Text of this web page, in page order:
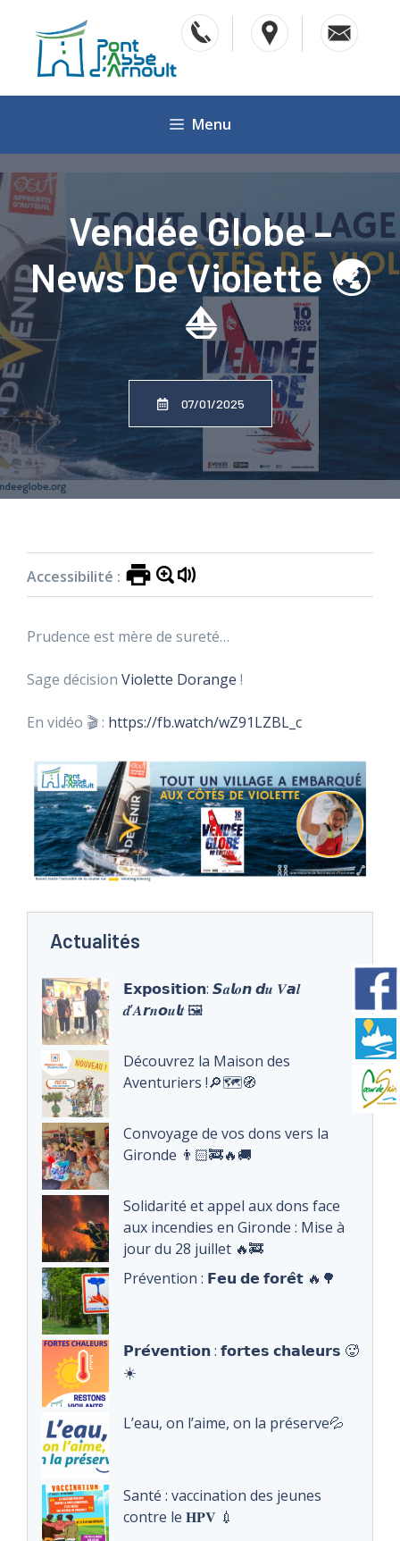
contenu
Menu
Vendée Globe –
News De Violette 🌏
⛵
07/01/2025
Accueil»Actualités»Vendée Globe – News de
Accessibilité :
Prudence est mère de sureté…
Sage décision Violette Dorange !
En vidéo 🎬 : https://fb.watch/wZ91LZBL_c
Actualités
𝗘𝘅𝗽𝗼𝘀𝗶𝘁𝗶𝗼𝗻: 𝙎𝒂𝙡𝒐𝙣 𝙙𝒖 𝑽𝙖𝒍
𝒅’𝑨𝙧𝒏𝙤𝒖𝙡𝒕 🖼️
Découvrez la Maison des
Aventuriers !🔎🗺️🧭
Convoyage de vos dons vers la
Gironde 👨🏻‍🚒🔥🚚
Solidarité et appel aux dons face
aux incendies en Gironde : Mise à
jour du 28 juillet 🔥🚒
Prévention : 𝗙𝗲𝘂 𝗱𝗲 𝗳𝗼𝗿𝗲̂𝘁 🔥🌳
𝗣𝗿𝗲́𝘃𝗲𝗻𝘁𝗶𝗼𝗻 : 𝗳𝗼𝗿𝘁𝗲𝘀 𝗰𝗵𝗮𝗹𝗲𝘂𝗿𝘀 🥵
☀️
L’eau, on l’aime, on la préserve💦
Santé : vaccination des jeunes
contre le 𝐇𝐏𝐕 💉